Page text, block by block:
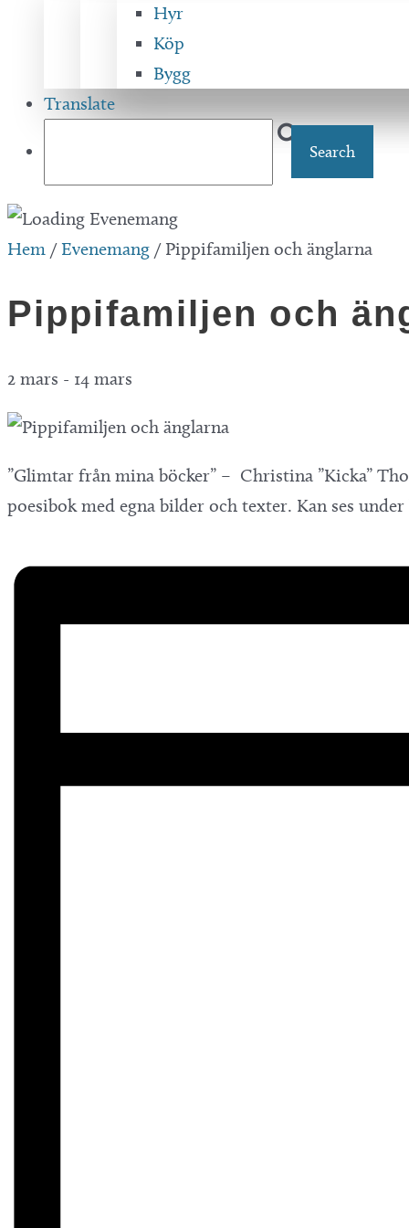
Hyr
Köp
Bygg
Translate
Hem /Evenemang / Pippifamiljen och änglarna
Pippifamiljen och
2 mars - 14 mars
”Glimtar från mina böcker” – Christina ”Kicka”
poesibok med egna bilder och texter. Kan ses